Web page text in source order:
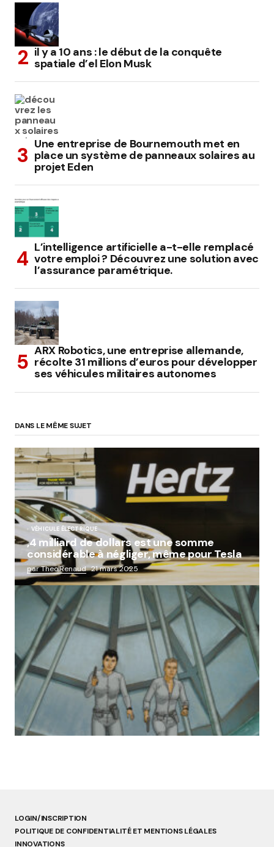
il y a 10 ans : le début de la conquête
spatiale d’el Elon Musk
Une entreprise de Bournemouth met en
place un système de panneaux solaires au
projet Eden
L’intelligence artificielle a-t-elle remplacé
votre emploi ? Découvrez une solution avec
l’assurance paramétrique.
ARX Robotics, une entreprise allemande,
récolte 31 millions d’euros pour développer
ses véhicules militaires autonomes
DANS LE MÊME SUJET
VÉHICULE ÉLECTRIQUE
,4 milliard de dollars est une somme
considérable à négliger, même pour Tesla
par Theo.Renaud 21 mars 2025
« Abandon des géants de la robotique :
Aldebaran, l’icône française laissée à l’oubli »
par Lucie Dubois 18 mars 2025
LOGIN/INSCRIPTION
POLITIQUE DE CONFIDENTIALITÉ ET MENTIONS LÉGALES
INNOVATIONS